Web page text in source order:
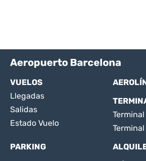
Aeropuerto Barcelona
VUELOS
Llegadas
Salidas
Estado Vuelo
Terminal
Terminal
PARKING